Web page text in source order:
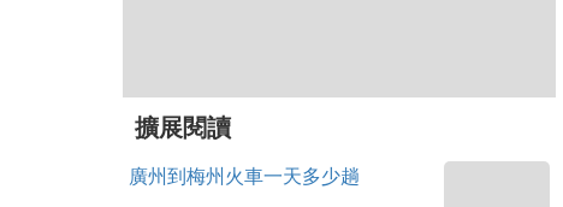
擴展閱讀
廣州到梅州火車一天多少趟